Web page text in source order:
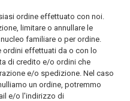
ordine effettuato con noi.
limitare o annullare le
familiare o per ordine.
ordini effettuati da o con lo
di credito e/o ordini che
e/o spedizione. Nel caso
un ordine, potremmo
e/o l'indirizzo di